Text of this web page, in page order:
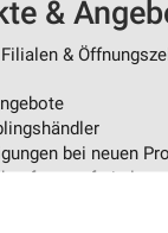
&
&
bei neuen
stressfrei